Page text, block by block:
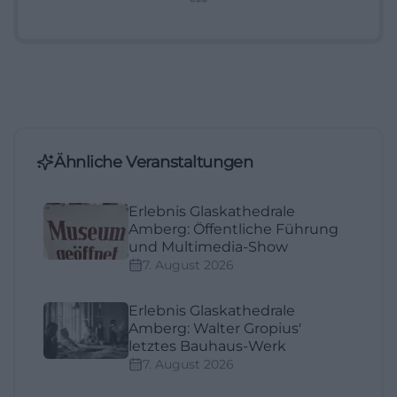
Ähnliche Veranstaltungen
Erlebnis Glaskathedrale
Amberg: Öffentliche Führung
und Multimedia-Show
7. August 2026
Erlebnis Glaskathedrale
Amberg: Walter Gropius'
letztes Bauhaus-Werk
7. August 2026